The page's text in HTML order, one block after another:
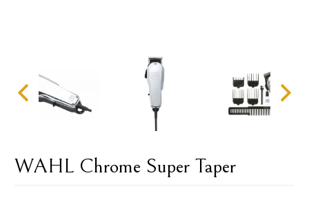
WAHL Chrome Super Taper